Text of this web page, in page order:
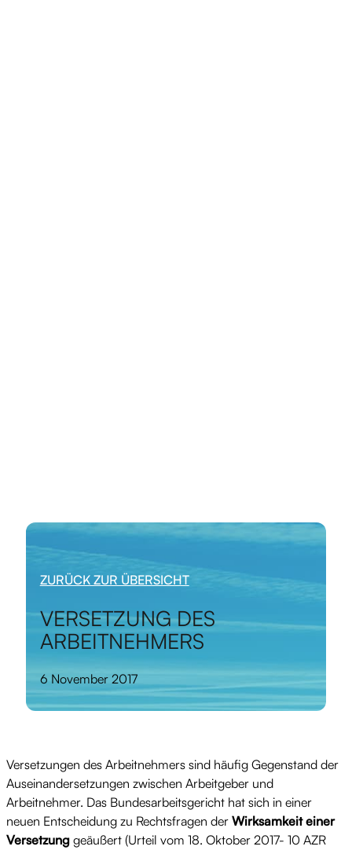
ZURÜCK ZUR ÜBERSICHT
VERSETZUNG DES
ARBEITNEHMERS
6 November 2017
Versetzungen des Arbeitnehmers sind häufig Gegenstand der
Auseinandersetzungen zwischen Arbeitgeber und
Arbeitnehmer. Das Bundesarbeitsgericht hat sich in einer
neuen Entscheidung zu Rechtsfragen der Wirksamkeit einer
Versetzung geäußert (Urteil vom 18. Oktober 2017- 10 AZR